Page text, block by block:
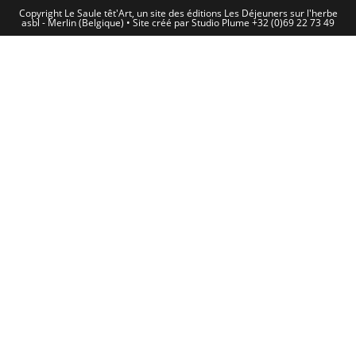
Copyright Le Saule têt'Art, un site des éditions Les Déjeuners sur l'herbe
asbl - Merlin (Belgique) • Site créé par Studio Plume +32 (0)69 22 73 49